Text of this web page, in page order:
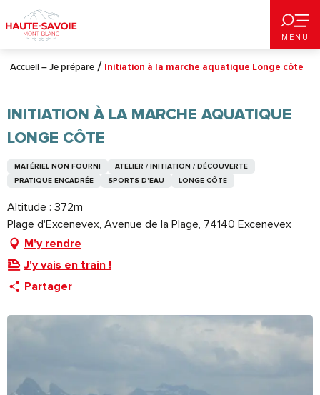
au
contenu
principal
MENU
Accueil – Je prépare Initiation à la marche aquatique Longe côte
INITIATION À LA MARCHE AQUATIQUE
LONGE CÔTE
MATÉRIEL NON FOURNI
ATELIER / INITIATION / DÉCOUVERTE
PRATIQUE ENCADRÉE
SPORTS D'EAU LONGE CÔTE
Altitude : 372m
Plage d'Excenevex, Avenue de la Plage, 74140 Excenevex
M'y rendre
J'y vais en train !
Partager